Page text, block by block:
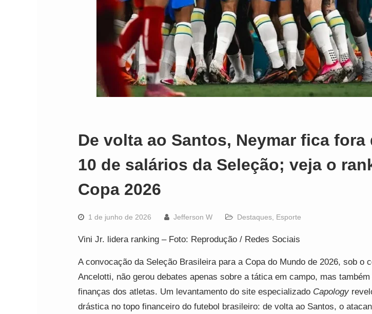
De volta ao Santos, Neymar fica fora
10 de salários da Seleção; veja o
Copa 2026
1 de junho de 2026 Jefferson W Destaques Esporte
Vini Jr. lidera ranking – Foto: Reprodução / Redes Sociais
A convocação da Seleção Brasileira para a Copa do Mundo de 2026, sob o
Ancelotti, não gerou debates apenas sobre a tática em campo, mas
finanças dos atletas. Um levantamento do site especializado Capology
drástica no topo financeiro do futebol brasileiro: de volta ao Santos, o